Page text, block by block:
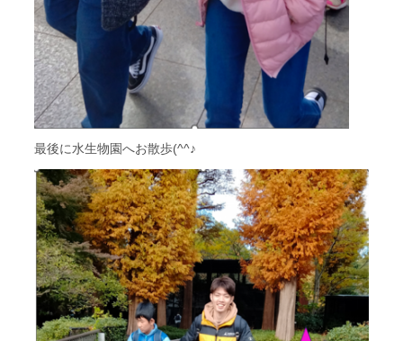
最後に水生物園へお散歩(^^♪